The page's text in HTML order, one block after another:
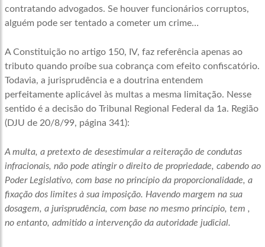
contratando advogados. Se houver funcionários corruptos,
alguém pode ser tentado a cometer um crime…
A Constituição no artigo 150, IV, faz referência apenas ao
tributo quando proíbe sua cobrança com efeito confiscatório.
Todavia, a jurisprudência e a doutrina entendem
perfeitamente aplicável às multas a mesma limitação. Nesse
sentido é a decisão do Tribunal Regional Federal da 1a. Região
(DJU de 20/8/99, página 341):
A multa, a pretexto de desestimular a reiteração de condutas
infracionais, não pode atingir o direito de propriedade, cabendo ao
Poder Legislativo, com base no princípio da proporcionalidade, a
fixação dos limites à sua imposição. Havendo margem na sua
dosagem, a jurisprudência, com base no mesmo princípio, tem ,
no entanto, admitido a intervenção da autoridade judicial.